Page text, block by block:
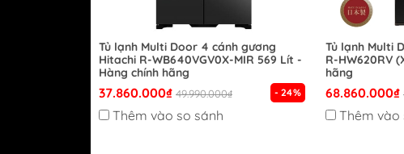
Tủ lạnh Multi Door 4 cánh gương
Hitachi R-WB640VGV0X-MIR 569 Lít -
Hàng chính hãng
37.860.000₫ 49.990.000₫ - 24%
Thêm vào so sánh
Tủ lạnh Multi
R-HW620RV
hãng
68.860.000₫
Thêm vào